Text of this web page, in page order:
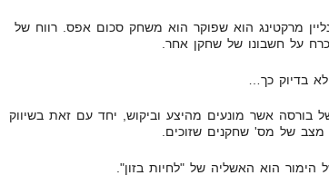
מרקטינג הוא שפוקר הוא משחק סכום אפס. רווח של
על חשבונו של שחקן אחר.
בדיוק כך…
בורסה אשר מונעים מהיצע וביקוש, יחד עם זאת בשיווק
מצב של מס' שחקנים שזוכים.
הוא האשליה של "לחיות בזון".